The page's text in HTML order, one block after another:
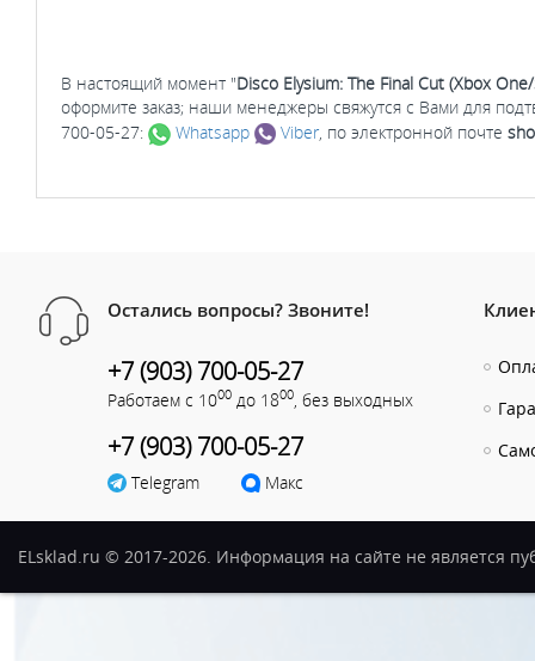
В настоящий момент "Disco Elysium: The Final Cut (Xbox
оформите заказ; наши менеджеры свяжутся с Вами для
700-05-27:
Whatsapp Viber, по электронной почте
Остались вопросы? Звоните!
+7 (903) 700-05-27
Работаем с 1000 до 1800 , без выходных
+7 (903) 700-05-27
Telegram Макс
ELsklad.ru © 2017-2026. Информация на сайте не является